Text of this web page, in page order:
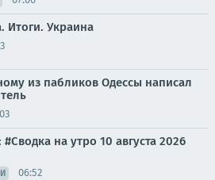
Итоги. Украина
из пабликов Одессы написал
на утро 10 августа 2026
06:52